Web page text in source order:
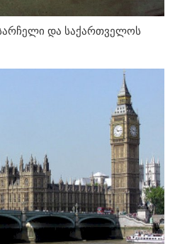
და საქართველოს